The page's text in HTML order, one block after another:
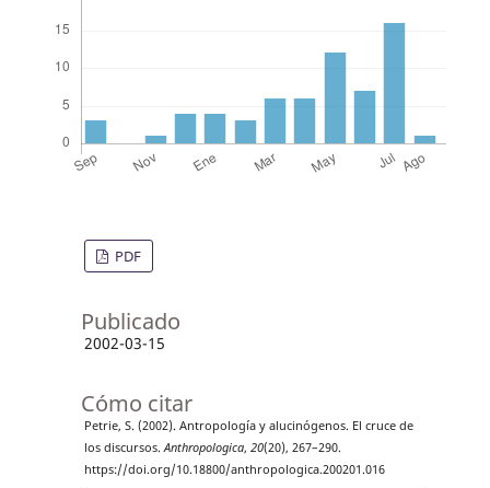
PDF
Publicado
2002-03-15
Cómo citar
Petrie, S. (2002). Antropología y alucinógenos. El cruce de
los discursos.Anthropologica, 20(20), 267–290.
https://doi.org/10.18800/anthropologica.200201.016